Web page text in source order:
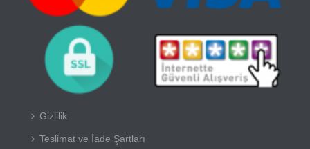
Gizlilik
Teslimat ve İade Şartları